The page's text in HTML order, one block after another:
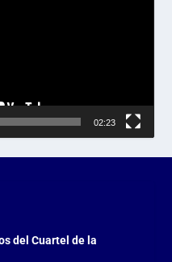
02:23
del Cuartel de la